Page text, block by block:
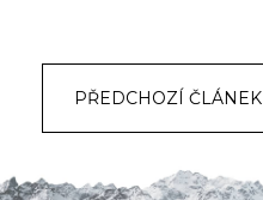
PŘEDCHOZÍ ČLÁNEK